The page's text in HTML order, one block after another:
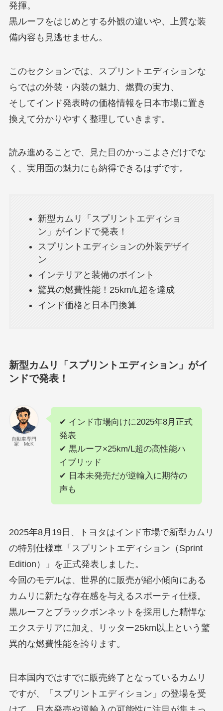
発揮。
黒ルーフをはじめとする外観の違いや、上質な装
備内容も見逃せません。
このセクションでは、スプリントエディションな
らではの外装・内装の魅力、燃費の実力、
そしてインド発表時の価格情報を日本市場に置き
換えて分かりやすく整理していきます。
読み進めることで、見た目のかっこよさだけでな
く、実用面の魅力にも納得できるはずです。
新型カムリ「スプリントエディショ
ン」がインドで発表！
スプリントエディションの外装デザイ
ン
インテリアと装備のポイント
驚異の燃費性能！25km/L超を達成
インド価格と日本円換算
新型カムリ「スプリントエディション」がイ
ンドで発表！
自動車専門
家 Mr.K
✔ インド市場向けに2025年8月正式
発表
✔ 黒ルーフ×25km/L超の高性能ハ
イブリッド
✔ 日本未発売だが逆輸入に期待の
声も
2025年8月19日、トヨタはインド市場で新型カムリ
の特別仕様車「スプリントエディション（Sprint
Edition）」を正式発表しました。
今回のモデルは、世界的に販売が縮小傾向にある
カムリに新たな存在感を与えるスポーティ仕様。
黒ルーフとブラックボンネットを採用した精悍な
エクステリアに加え、リッター25km以上という驚
異的な燃費性能を誇ります。
日本国内ではすでに販売終了となっているカムリ
ですが、「スプリントエディション」の登場を受